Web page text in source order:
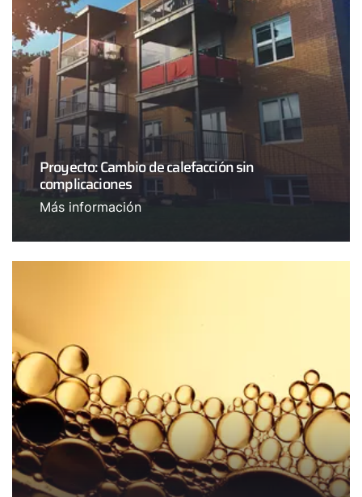
Proyecto: Cambio de calefacción sin
complicaciones
Más información